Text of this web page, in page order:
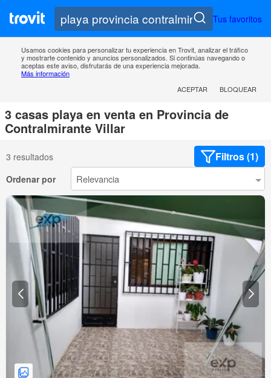
Tus favoritos
Usamos cookies para personalizar tu experiencia en Trovit, analizar el tráfico
y mostrarte contenido y anuncios personalizados. Si continúas navegando o
aceptas este aviso, disfrutarás de una experiencia mejorada.
Más información
ACEPTAR
BLOQUEAR
3 casas playa en venta en Provincia de
Contralmirante Villar
3 resultados Filtros (1)
Ordenar por